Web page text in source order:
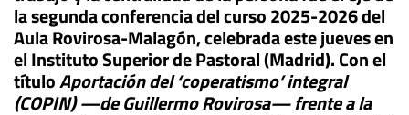
la segunda conferencia del curso 2025-2026 del
Aula Rovirosa-Malagón, celebrada este jueves en
el Instituto Superior de Pastoral (Madrid). Con el
títuloAportación del ‘coperatismo’ integral
(COPIN) —de Guillermo Rovirosa— frente a la